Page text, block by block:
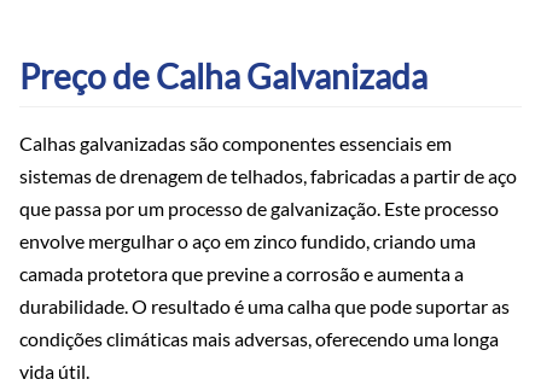
Preço de Calha Galvanizada
Calhas galvanizadas são componentes essenciais em
sistemas de drenagem de telhados, fabricadas a partir de aço
que passa por um processo de galvanização. Este processo
envolve mergulhar o aço em zinco fundido, criando uma
camada protetora que previne a corrosão e aumenta a
durabilidade. O resultado é uma calha que pode suportar as
condições climáticas mais adversas, oferecendo uma longa
vida útil.